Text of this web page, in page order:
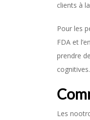
clients à
Pour les
FDA et
prendre
cognitives.
Les